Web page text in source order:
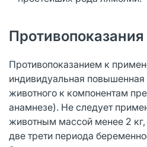
Противопоказания
Противопоказанием к
индивидуальная повышенная
животного к компонентам
анамнезе). Не следует
животным массой менее 2
две трети периода